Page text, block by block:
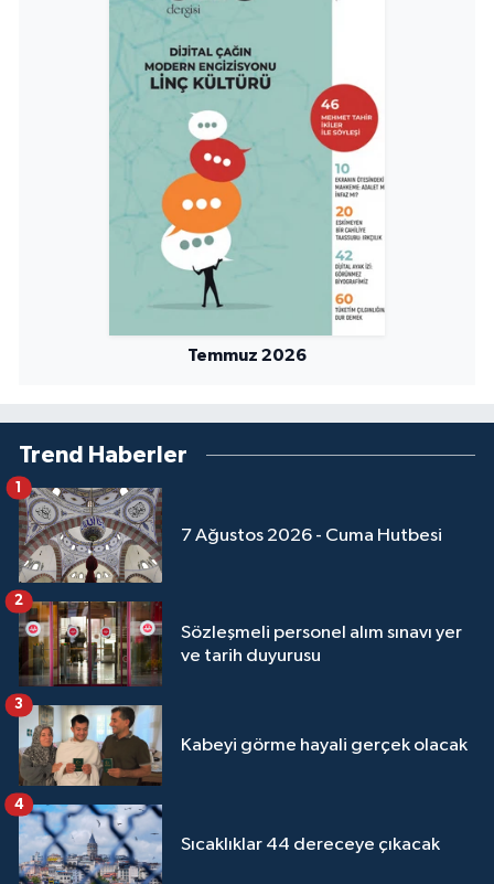
Temmuz 2026
Trend Haberler
7 Ağustos 2026 - Cuma Hutbesi
1
Sözleşmeli personel alım sınavı yer
ve tarih duyurusu
2
Kabeyi görme hayali gerçek olacak
3
Sıcaklıklar 44 dereceye çıkacak
4
Nevşehir Müftülüğü
Niğde Müftülüğü
Ordu Müftülüğü
Osmaniye Müftülüğü
Rize Müftülüğü
Sakarya Müftülüğü
Samsun Müftülüğü
Siirt Müftülüğü
Sivas Müftülüğü
Şanlıurfa Müftülüğü
Şırnak Müftülüğü
Tekirdağ Müftülüğü
Tokat Müftülüğü
Trabzon Müftülüğü
Tunceli Müftülüğü